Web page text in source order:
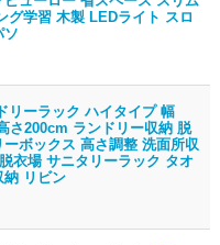
グ学習 木製 LEDライト スロ
ソ
リーラック ハイタイプ 幅
さ200cm ランドリー収納 脱
ボックス 高さ調整 洗面所収
衣場 サニタリーラック タオ
納 リビン